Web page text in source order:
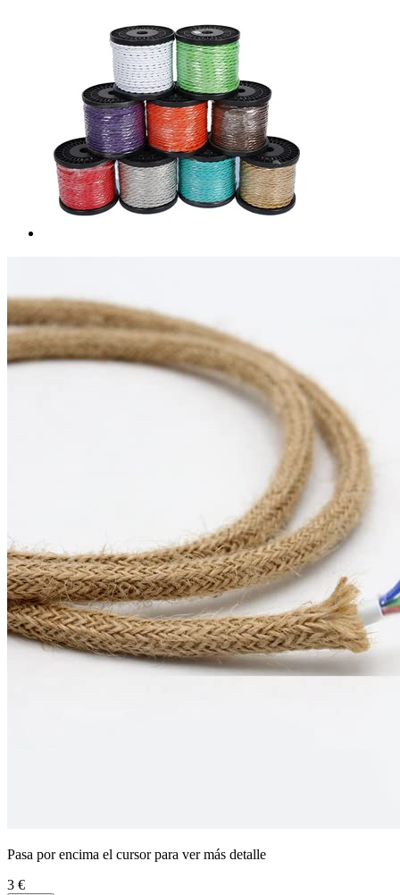
Pasa por encima el cursor para ver más detalle
3 €